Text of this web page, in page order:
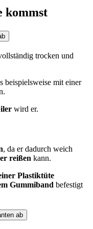
kommst
trocken und
beispielsweise mit einer
wird er.
, da er dadurch weich
reißen kann.
Plastiktüte
Gummiband befestigt
ab